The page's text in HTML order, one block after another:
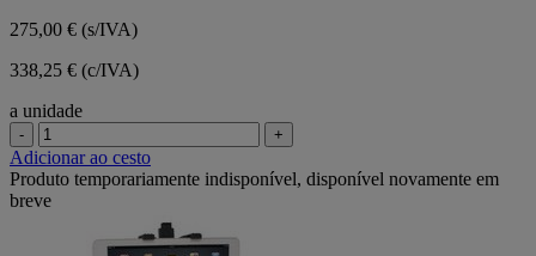
275,00 € (s/IVA)
338,25 € (c/IVA)
a unidade
- +
Adicionar ao cesto
Produto temporariamente indisponível, disponível novamente em
breve